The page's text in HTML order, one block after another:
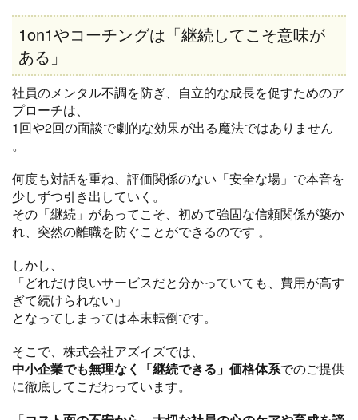
1on1やコーチングは「継続してこそ意味が
ある」
社員のメンタル不調を防ぎ、自立的な成長を促すためのア
プローチは、
1回や2回の面談で劇的な効果が出る魔法ではありません
。
何度も対話を重ね、評価関係のない「安全な場」で本音を
少しずつ引き出していく。
その「継続」があってこそ、初めて強固な信頼関係が築か
れ、突然の離職を防ぐことができるのです 。
しかし、
「どれだけ良いサービスだと分かっていても、費用が高す
ぎて続けられない」
となってしまっては本末転倒です。
そこで、株式会社アズイズでは、
中小企業でも無理なく「継続できる」価格体系でのご提供
に徹底してこだわっています。